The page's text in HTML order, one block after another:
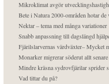
Mikroklimat avgör
Bete i Natura 2000-områden hotar
Nektar – tema med många variationer
Snabb anpassning till dagslängd
Fjärilslarvernas värdväxter– Mycket
Monarker migrerar söderut allt senare
Mindre kräsna sydrovfjärilar sprider
Vad tittar du på?